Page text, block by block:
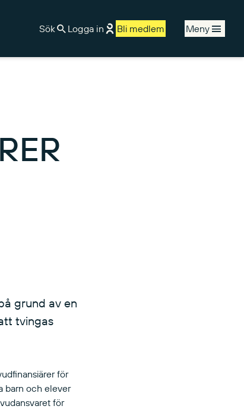
Sök
Logga in Bli medlem Meny
grund av en
tvingas
för
barn och elever
för